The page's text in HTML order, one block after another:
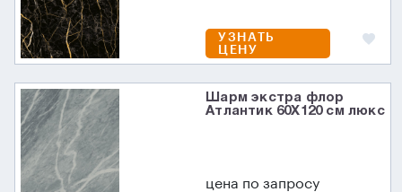
УЗНАТЬ
ЦЕНУ
Шарм экстра флор
Атлантик 60X120 см люкс
цена по запросу